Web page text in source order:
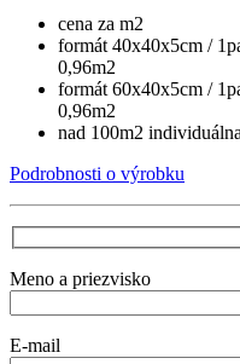
cena za m2
formát 40x40x5cm /
0,96m2
formát 60x40x5cm /
0,96m2
nad 100m2
Podrobnosti o výrobku
Meno a priezvisko
E-mail